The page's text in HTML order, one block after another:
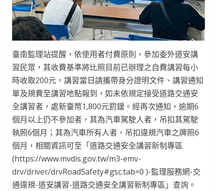
臺南監理站提醒，依使用者付費原則，參加委外道安講
習民眾，其收費基準將比照目前已辦理之自費講習每小
時收取200元，講習當日請攜帶身分證明文件、講習通知
單及規費至講習地點報到，如未依規定接受道路交通安
全講習者，處新臺幣1,800元罰鍰。經再次通知，逾期6
個月以上仍不參加者，其為汽車駕駛人者，吊扣其駕駛
執照6個月；其為汽車所有人者，吊扣違規汽車之牌照6
個月，相關資訊可至「道路交通安全講習新制專區
(https://www.mvdis.gov.tw/m3-emv-
drv/driver/drvRoadSafety#gsc.tab=0 )-監理服務網-交
通違規-道安講習-道路交通安全講習新制專區」查詢。